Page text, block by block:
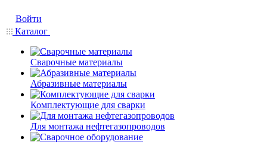
Войти
Каталог
Сварочные материалы
Абразивные материалы
Комплектующие для сварки
Для монтажа нефтегазопроводов